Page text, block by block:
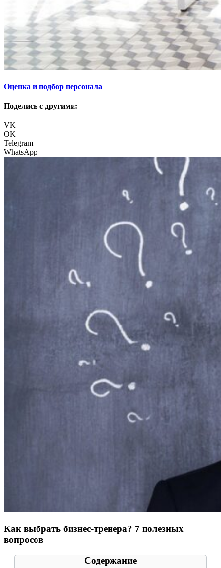
Оценка и подбор персонала
Поделись с другими:
VK
OK
Telegram
WhatsApp
Как выбрать бизнес-тренера? 7 полезных
вопросов
Содержание